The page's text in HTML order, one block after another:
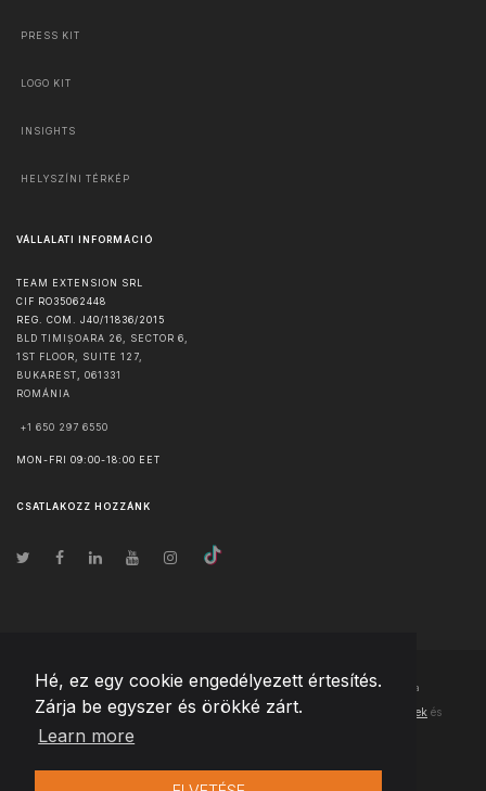
Hé, ez egy cookie engedélyezett értesítés.
Zárja be egyszer és örökké zárt.
Learn more
PRESS KIT
LOGO KIT
INSIGHTS
HELYSZÍNI TÉRKÉP
VÁLLALATI INFORMÁCIÓ
TEAM EXTENSION SRL
CIF RO35062448
REG. COM. J40/11836/2015
BLD TIMIȘOARA 26, SECTOR 6,
1ST FLOOR, SUITE 127,
BUKAREST
061331
ROMÁNIA
+1 650 297 6550
MON-FRI 09:00-18:00 EET
CSATLAKOZZ HOZZÁNK
© Szerzői jog2026 Team Extension Hungary- Minden jog fenntartva
Changelog ● Ezen webhely használatával elfogadja Használati feltételek és